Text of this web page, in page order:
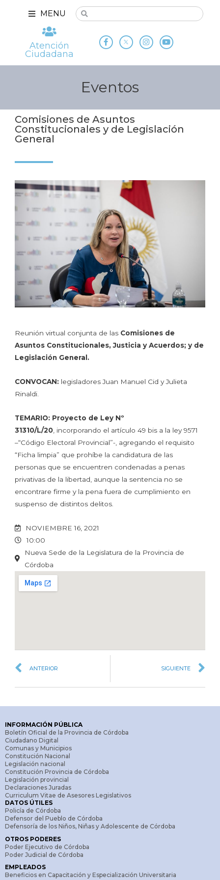
MENU
Atención
Ciudadana
Eventos
Comisiones de Asuntos
Constitucionales y de Legislación
General
Reunión virtual conjunta de las Comisiones de
Asuntos Constitucionales, Justicia y Acuerdos; y de
Legislación General.
CONVOCAN: legisladores Juan Manuel Cid y Julieta
Rinaldi.
TEMARIO: Proyecto de Ley Nº
31310/L/20 , incorporando el artículo 49 bis a la ley 9571
–“Código Electoral Provincial”-, agregando el requisito
“Ficha limpia” que prohíbe la candidatura de las
personas que se encuentren condenadas a penas
privativas de la libertad, aunque la sentencia no se
encontrare firme y la pena fuera de cumplimiento en
suspenso de distintos delitos.
NOVIEMBRE 16, 2021
10:00
Nueva Sede de la Legislatura de la Provincia de
Córdoba
ANTERIOR SIGUIENTE
INFORMACIÓN PÚBLICA
Boletín Oficial de la Provincia de Córdoba
Ciudadano Digital
Comunas y Municipios
Constitución Nacional
Legislación nacional
Constitución Provincia de Córdoba
Legislación provincial
Declaraciones Juradas
Curriculum Vitae de Asesores Legislativos
DATOS ÚTILES
Policía de Córdoba
Defensor del Pueblo de Córdoba
Defensoría de los Niños, Niñas y Adolescente de Córdoba
OTROS PODERES
Poder Ejecutivo de Córdoba
Poder Judicial de Córdoba
EMPLEADOS
Beneficios en Capacitación y Especialización Universitaria